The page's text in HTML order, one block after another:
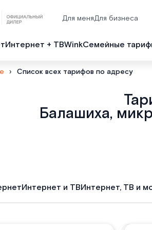
Для меняДля бизнеса
Интернет + ТВWinkСемейные
› Список всех тарифов по адресу
Балашиха,
Интернет и ТВИнтернет, ТВ и